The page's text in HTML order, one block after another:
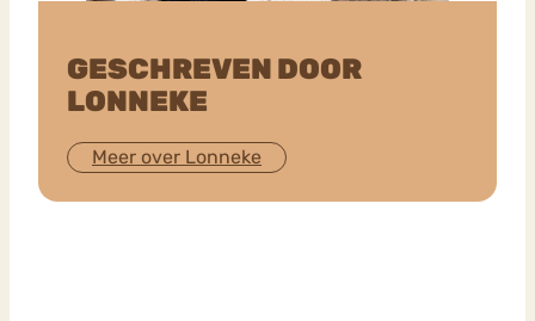
GESCHREVEN DOOR
LONNEKE
Meer over Lonneke